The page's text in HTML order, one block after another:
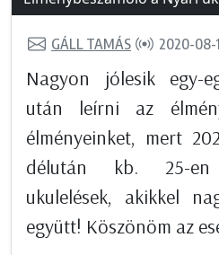
GÁLL TAMÁS 2020-08-
Nagyon jólesik egy-
után leírni az
élményeinket, mert
délután kb. 25-
ukulelések, akikkel
együtt! Köszönöm az